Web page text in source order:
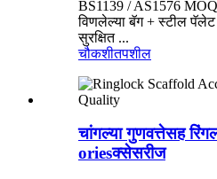
BS1139 / AS1576
विणलेल्या बॅग + स्टील पॅलेट
सुरक्षित ...
चौकशीतपशील
चांगल्या गुणवत्तेसह
oriesक्सेसरीज